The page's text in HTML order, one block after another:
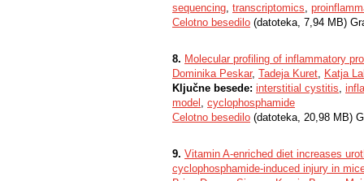
sequencing, transcriptomics,
Celotno besedilo (datoteka, 7,94 MB)
8. Molecular profiling of inflammatory
Dominika Peskar, Tadeja Kuret, Katja
Ključne besede: interstitial cystitis,
model , cyclophosphamide
Celotno besedilo (datoteka, 20,98 MB)
9. Vitamin A-enriched diet increases
cyclophosphamide-induced injury in